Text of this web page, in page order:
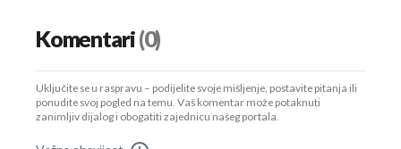
Komentari(0)
Uključite se u raspravu – podijelite svoje mišljenje, postavite pitanja ili
ponudite svoj pogled na temu. Vaš komentar može potaknuti
zanimljiv dijalog i obogatiti zajednicu našeg portala.